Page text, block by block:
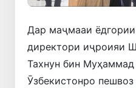
Дар маҷмааи
директори иҷроияи
Тахнун бин
Ӯзбекистонро пешвоз